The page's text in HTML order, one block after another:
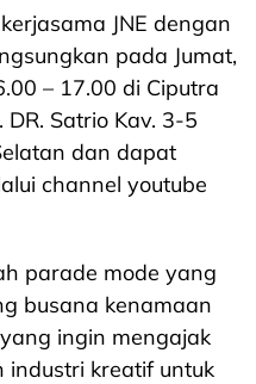
JNE dengan
pada Jumat,
– 17.00 di Ciputra
Satrio Kav. 3-5
dan dapat
channel youtube
parade mode yang
busana kenamaan
ingin mengajak
industri kreatif untuk